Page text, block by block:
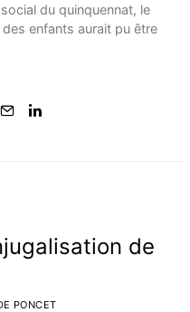
du quinquennat, le
enfants aurait pu être
de
PONCET